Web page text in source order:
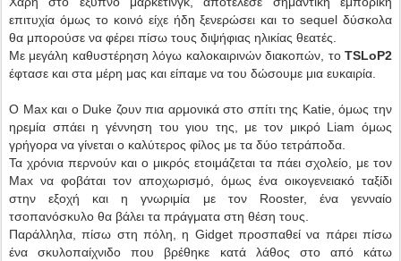
επιτυχία όμως το κοινό είχε ήδη ξενερώσει και το sequel δύσκολα
θα μπορούσε να φέρει πίσω τους διψήφιας ηλικίας θεατές
Με μεγάλη καθυστέρηση λόγω καλοκαιρινών διακοπών, το TSLoP2
έφτασε και στα μέρη μας και είπαμε να του δώσουμε μια ευκαιρία.
Ο Max και ο Duke ζουν πια αρμονικά στο σπίτι της Katie, όμως την
ηρεμία σπάει η γέννηση του γιου της, με τον μικρό Liam όμως
γρήγορα να γίνεται ο καλύτερος φίλος με τα δύο τετράποδα.
Τα χρόνια περνούν και ο μικρός ετοιμάζεται τα πάει σχολείο, με τον
Max να φοβάται τον αποχωρισμό, όμως ένα οικογενειακό ταξίδι
στην εξοχή και η γνωριμία με τον Rooster, ένα γενναίο
τσοπανόσκυλο θα βάλει τα πράγματα στη θέση τους.
Παράλληλα, πίσω στη πόλη, η Gidget προσπαθεί να πάρει πίσω
ένα σκυλοπαίχνιδο που βρέθηκε κατά λάθος στο από κάτω